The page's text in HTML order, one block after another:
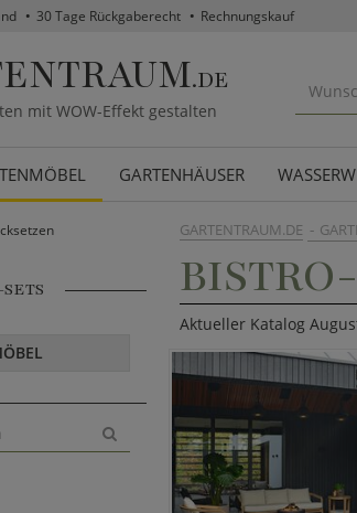
30 Tage Rückgaberecht Rechnungskauf
.DE
mit WOW-Effekt gestalten
GARTENHÄUSER
GARTENTRAUM.DE
Aktueller Katalog